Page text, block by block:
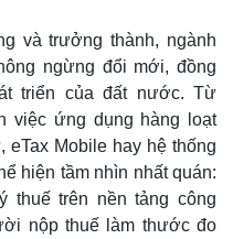
Thị trường
Giá vàng
và trưởng thành, ngành
ngừng đổi mới, đồng
triển của đất nước. Từ
việc ứng dụng hàng loạt
Mobile hay hệ thống
hiện tầm nhìn nhất quán:
thuế trên nền tảng công
nộp thuế làm thước đo